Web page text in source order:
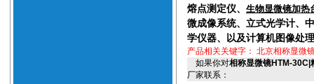
熔点测定仪、 生物显微镜加热
微成像系统、 立式光学计、
学仪器、以及计算机图像处
产品相关关键字： 北京相称显微
如果你对相称显微镜HTM-30C|
厂家联系：